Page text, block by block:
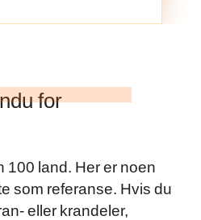
for
100 land. Her er noen
som referanse. Hvis du
eller krandeler,